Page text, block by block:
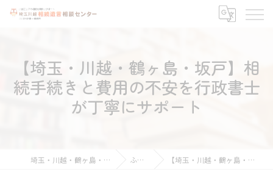
【埼玉・川越・鶴ヶ島・坂戸】相
続手続きと費用の不安を行政書士
が丁寧にサポート
埼玉・川越・鶴ヶ島・坂戸周辺の相続なら埼玉川越相続遺言相談センター ふくろう徒然日記 【埼玉・川越・鶴ヶ島・坂戸】相続手続きと費用の不安を行政書士が丁寧にサポート